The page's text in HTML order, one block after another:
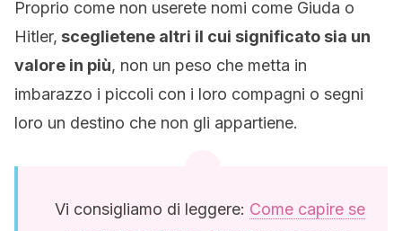
Proprio come non userete nomi come Giuda o
Hitler, sceglietene altri il cui significato sia un
valore in più, non un peso che metta in
imbarazzo i piccoli con i loro compagni o segni
loro un destino che non gli appartiene.
Vi consigliamo di leggere: Come capire se